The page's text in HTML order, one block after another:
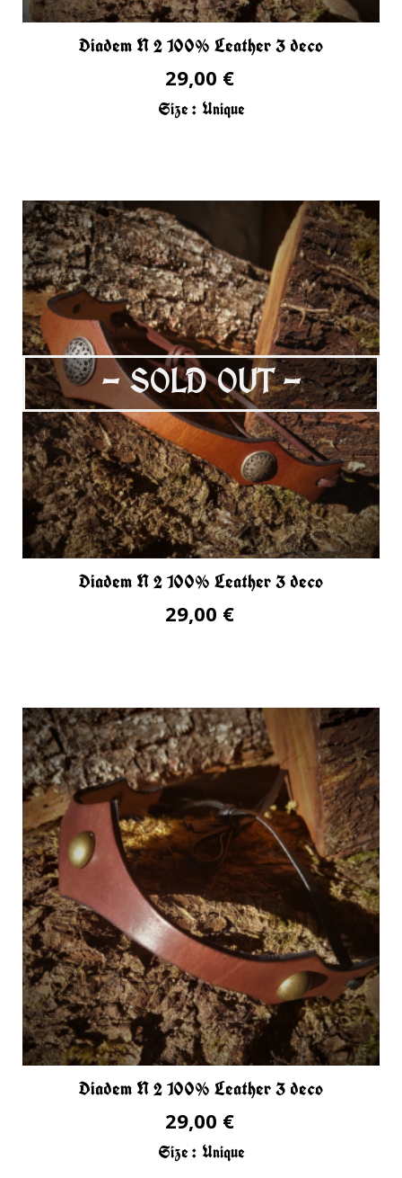
Diadem N 2 100% Leather 3 deco
29,00 €
Size : Unique
- SOLD OUT -
Diadem N 2 100% Leather 3 deco
29,00 €
Diadem N 2 100% Leather 3 deco
29,00 €
Size : Unique